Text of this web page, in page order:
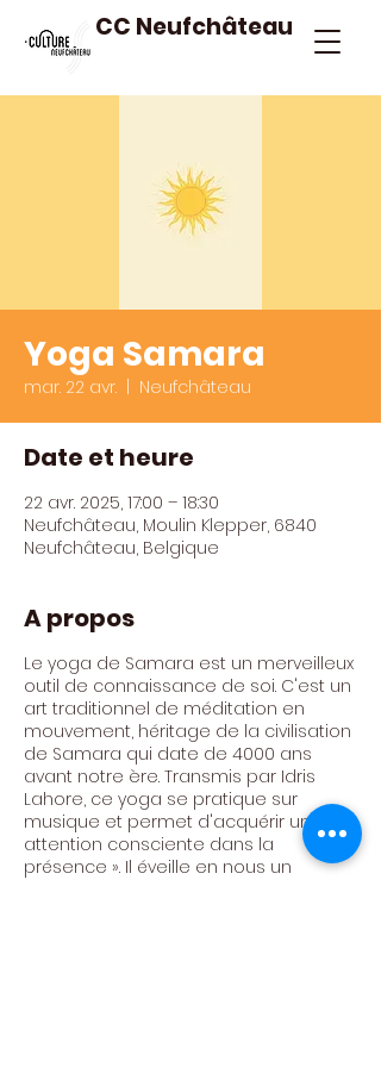
CC Neufchâteau
Yoga Samara
mar. 22 avr. Neufchâteau
Date et heure
22 avr. 2025, 17:00 – 18:30
Neufchâteau, Moulin Klepper, 6840
Neufchâteau, Belgique
A propos
Le yoga de Samara est un merveilleux
outil de connaissance de soi. C'est un
art traditionnel de méditation en
mouvement, héritage de la civilisation
de Samara qui date de 4000 ans
avant notre ère. Transmis par Idris
Lahore, ce yoga se pratique sur
musique et permet d'acquérir une «
attention consciente dans la
présence ». Il éveille en nous un